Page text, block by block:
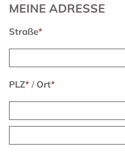
MEINE ADRESSE
Straße*
PLZ* / Ort*